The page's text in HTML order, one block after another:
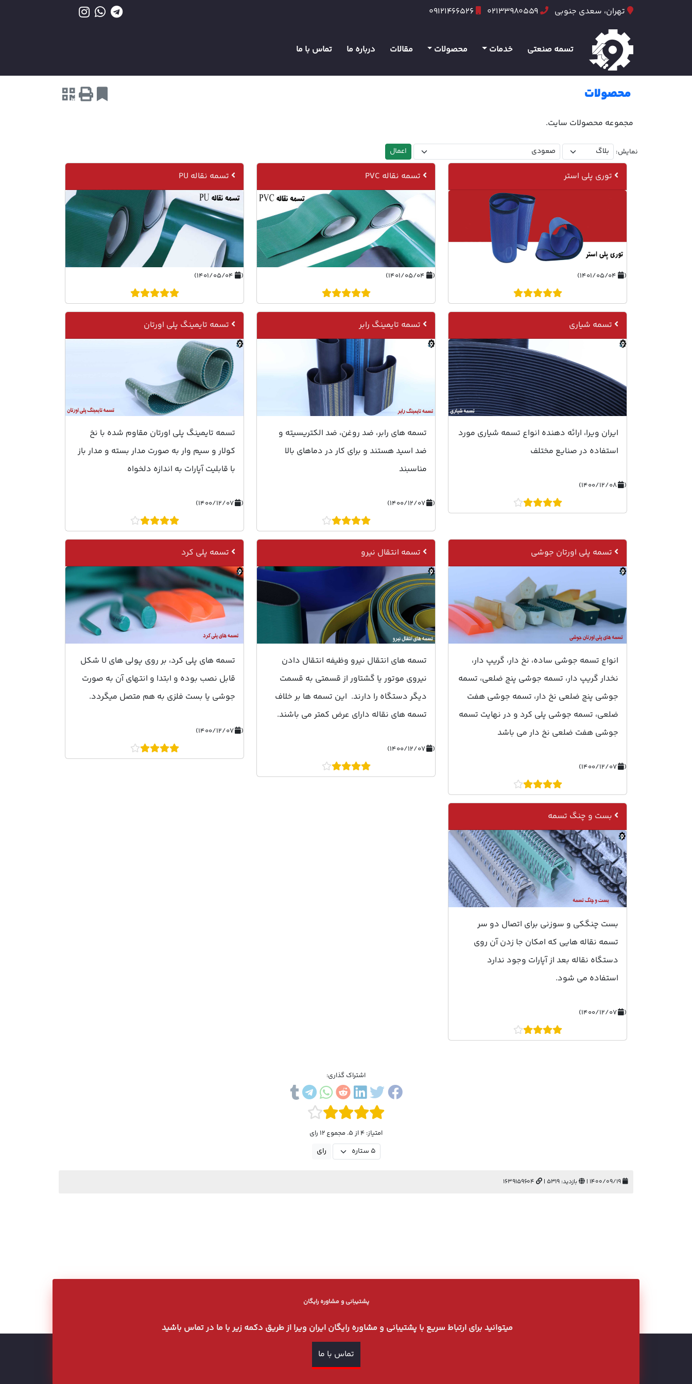
تهران، سعدی جنوبی 02133980559
09121466526
تسمه صنعتی خدمات محصولات مقالات درباره ما تماس با ما
محصولات
مجموعه محصولات سایت.
نمایش:
توری پلی استر
(
تسمه نقاله PVC
(
تسمه نقاله PU
(
تسمه شیاری
ایران ویرا، ارائه دهنده انواع تسمه شیاری مورد
استفاده در صنایع مختلف
( ۱۴۰۰/۱۲/۰۸)
تسمه تایمینگ رابر
تسمه های رابر، ضد روغن، ضد الکتریسیته و
ضد اسید هستند و برای کار در دماهای بالا
مناسبند
( ۱۴۰۰/۱۲/۰۷)
تسمه تایمینگ پلی اورتان
تسمه تایمینگ پلی اورتان مقاوم شده با نخ
کولار و سیم وار به صورت مدار بسته و مدار باز
با قابلیت آپارات به اندازه دلخواه
( ۱۴۰۰/۱۲/۰۷)
تسمه پلی اورتان جوشی
انواع تسمه جوشی ساده، نخ دار، گریپ دار،
نخدار گریپ دار، تسمه جوشی پنج ضلعی، تسمه
جوشی پنج ضلعی نخ دار، تسمه جوشی هفت
ضلعی، تسمه جوشی پلی کرد و در نهایت تسمه
جوشی هفت ضلعی نخ دار می باشد
( ۱۴۰۰/۱۲/۰۷)
تسمه انتقال نیرو
تسمه های انتقال نیرو وظیفه انتقال دادن
نیروی موتور یا گشتاور از قسمتی به قسمت
دیگر دستگاه را دارند. این تسمه ها بر خلاف
تسمه های نقاله دارای عرض کمتر می باشند.
( ۱۴۰۰/۱۲/۰۷)
تسمه پلی کرد
تسمه های پلی کرد، بر روی پولی های U شکل
قابل نصب بوده و ابتدا و انتهای آن به صورت
جوشی یا بست فلزی به هم متصل میگردد.
( ۱۴۰۰/۱۲/۰۷)
بست و چنگ تسمه
بست چنگکی و سوزنی برای اتصال دو سر
تسمه نقاله هایی که امکان جا زدن آن روی
دستگاه نقاله بعد از آپارات وجود ندارد
استفاده می شود.
( ۱۴۰۰/۱۲/۰۷)
اشتراک گذاری:
امتیاز: 4 از 5. مجموع 12 رای
بازدید: 5319 | 1639159604
پشتیبانی و مشاوره رایگان
میتوانید برای ارتباط سریع با پشتیبانی و مشاوره رایگان ایران ویرا از طریق دکمه زیر با ما در تماس باشید
تماس با ما